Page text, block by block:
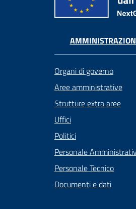
Organi di governo
Aree amministrative
Strutture extra aree
Uffici
Politici
Personale
Personale Tecnico
Documenti e dati